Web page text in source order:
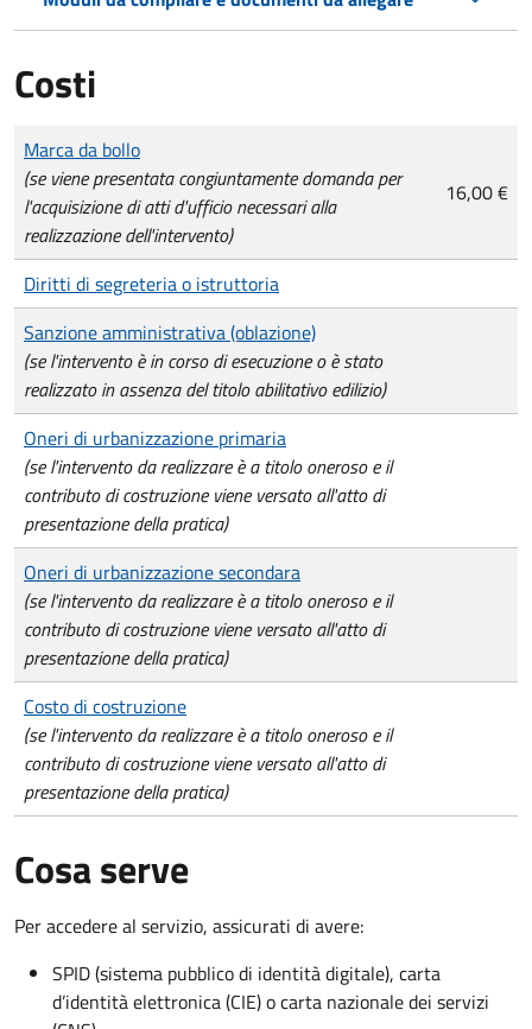
Costi
Tipo di pagamento
Importo
Marca da bollo
(se viene presentata congiuntamente domanda per
l'acquisizione di atti d'ufficio necessari alla
realizzazione dell'intervento)
16,00 €
Diritti di segreteria o istruttoria
Sanzione amministrativa (oblazione)
(se l'intervento è in corso di esecuzione o è stato
realizzato in assenza del titolo abilitativo edilizio)
Oneri di urbanizzazione primaria
(se l'intervento da realizzare è a titolo oneroso e il
contributo di costruzione viene versato all'atto di
presentazione della pratica)
Oneri di urbanizzazione secondara
(se l'intervento da realizzare è a titolo oneroso e il
contributo di costruzione viene versato all'atto di
presentazione della pratica)
Costo di costruzione
(se l'intervento da realizzare è a titolo oneroso e il
contributo di costruzione viene versato all'atto di
presentazione della pratica)
Cosa serve
Per accedere al servizio, assicurati di avere:
SPID (sistema pubblico di identità digitale), carta
d’identità elettronica (CIE) o carta nazionale dei servizi